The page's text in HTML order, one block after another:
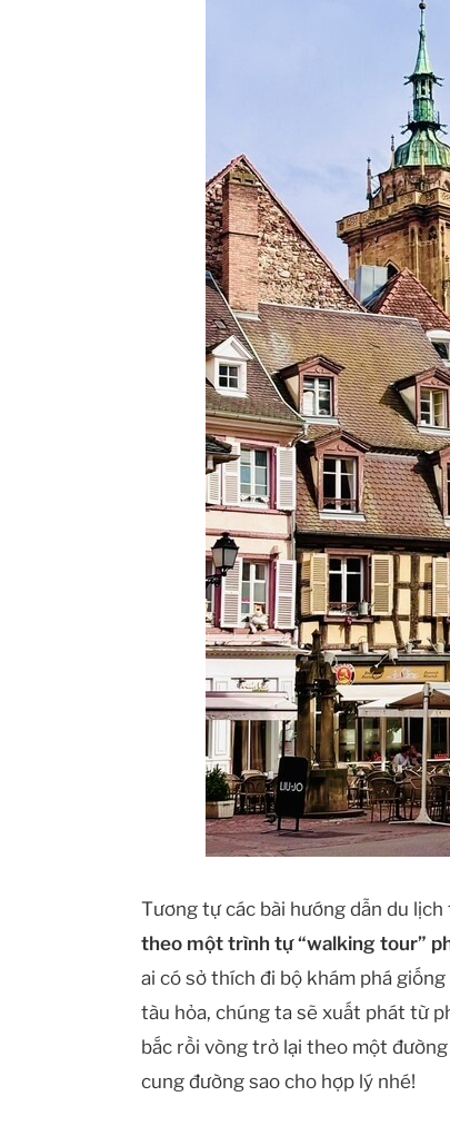
Tương tự các bài hướng dẫn du
theo một trình tự “walking tour”
ai có sở thích đi bộ khám phá
tàu hỏa, chúng ta sẽ xuất phát từ
bắc rồi vòng trở lại theo một
cung đường sao cho hợp lý nhé!